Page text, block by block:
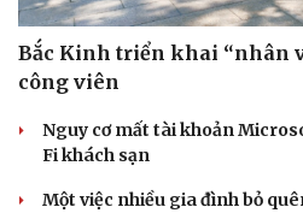
Bắc Kinh triển khai “nhân
công viên
Nguy cơ mất tài khoản
Fi khách sạn
Một việc nhiều gia đình bỏ